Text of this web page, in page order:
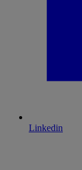
Linkedin